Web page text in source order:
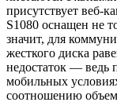
присутствует веб-
S1080 оснащен не
значит, для
жесткого диска
недостаток — ведь
мобильных
соотношению